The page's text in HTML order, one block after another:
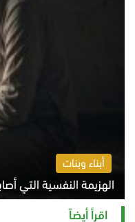
أبناء وبنات
الهزيمة النفسية التي
الخميس 6 أغسطس 2026 11:12 ص
اقرأ أيضاً